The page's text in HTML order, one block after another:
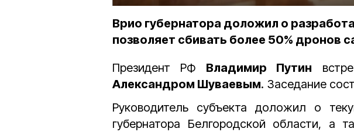
Врио губернатора доложил о
позволяет сбивать более 50% дронов
Президент РФ Владимир Путин
Александром Шуваевым. Заседание
Руководитель субъекта доложил о
губернатора Белгородской области, а